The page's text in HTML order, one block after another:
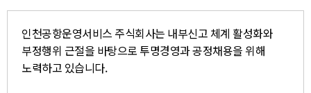
인천공항운영서비스 주식회사는 내부신고 체계 활성화와
부정행위 근절을 바탕으로 투명경영과 공정채용을 위해
노력하고 있습니다.